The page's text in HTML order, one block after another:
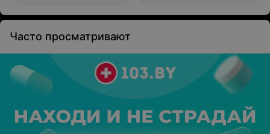
Часто просматривают